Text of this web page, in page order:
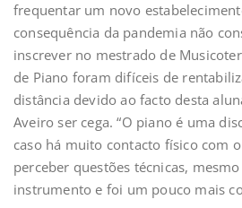
frequentar um novo
consequência da pandemia não
inscrever no mestrado de
de Piano foram difíceis de
distância devido ao facto desta
Aveiro ser cega. “O piano é uma
caso há muito contacto físico com
perceber questões técnicas,
instrumento e foi um pouco mais